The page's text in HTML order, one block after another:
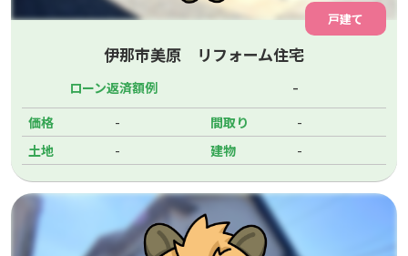
戸建て
伊那市美原 リフォーム住宅
ローン返済額例 -
価格 - 間取り -
土地 - 建物 -